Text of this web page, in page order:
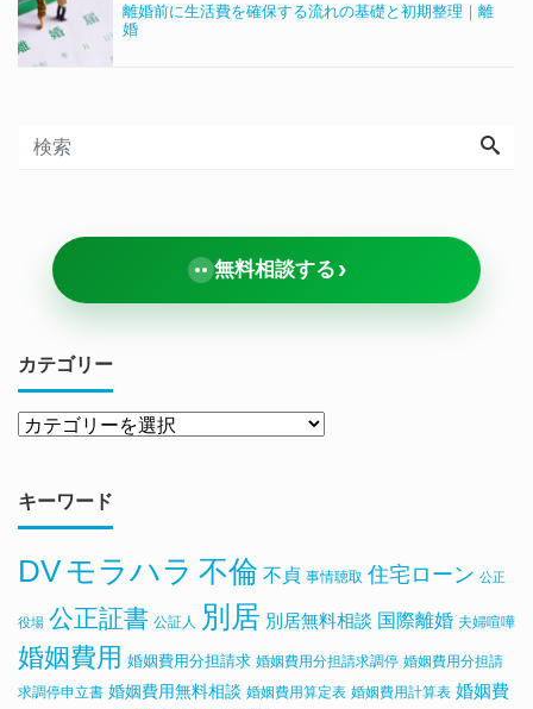
離婚前に生活費を確保する流れの基礎と初期整理｜離
婚
無料相談する ›
カテゴリー
キーワード
DV モラハラ 不倫 不貞 事情聴取 住宅ローン 公正
役場 公正証書 公証人 別居 別居無料相談 国際離婚 夫婦喧嘩
婚姻費用 婚姻費用分担請求 婚姻費用分担請求調停 婚姻費用分担請
求調停申立書 婚姻費用無料相談 婚姻費用算定表 婚姻費用計算表 婚姻費